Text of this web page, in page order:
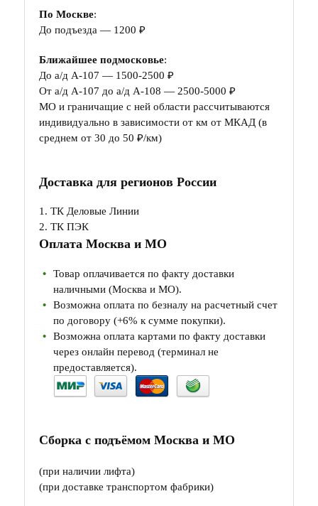
По Москве:
До подъезда — 1200 ₽
Ближайшее подмосковье:
До а/д А-107 — 1500-2500 ₽
От а/д А-107 до а/д А-108 — 2500-5000 ₽
МО и граничащие с ней области рассчитываются
индивидуально в зависимости от км от МКАД (в
среднем от 30 до 50 ₽/км)
Доставка для регионов России
1. ТК Деловые Линии
2. ТК ПЭК
Оплата Москва и МО
Товар оплачивается по факту доставки
наличными (Москва и МО).
Возможна оплата по безналу на расчетный счет
по договору (+6% к сумме покупки).
Возможна оплата картами по факту доставки
через онлайн перевод (терминал не
предоставляется).
Сборка с подъёмом Москва и МО
(при наличии лифта)
(при доставке транспортом фабрики)